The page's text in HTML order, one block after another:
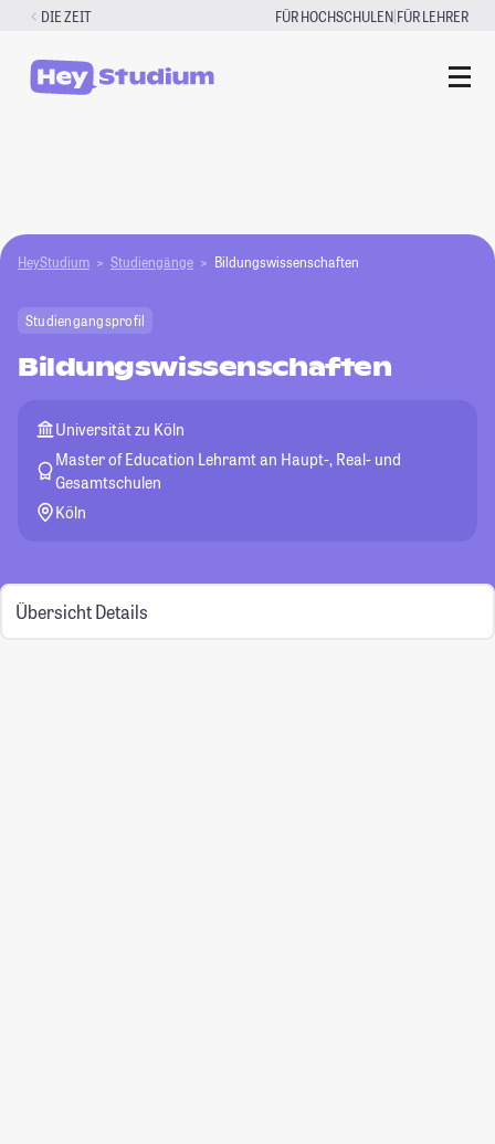
Zum
springen
DIE ZEIT FÜR HOCHSCHULEN|FÜR LEHRER
HeyStudium Studiengänge Bildungswissenschaften
Studiengangsprofil
Bildungswissenschaften
Universität zu Köln
Master of Education Lehramt an Haupt-, Real- und
Gesamtschulen
Köln
Übersicht Details